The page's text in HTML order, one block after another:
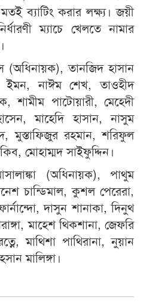
ব্যাটিং করার লক্ষ্য। জয়ী
ম্যাচে খেলতে নামার
(অধিনায়ক), তানজিদ হাসান
ইমন, নাঈম শেখ, তাওহীদ
পাটোয়ারী, মেহেদী
মাহেদি হাসান, নাসুম
রহমান, শরিফুল
মোহাম্মদ সাইফুদ্দিন।
(অধিনায়ক), পাথুম
চান্ডিমাল, কুশল পেরেরা,
দাসুন শানাকা, দিনুথ
মাহেশ থিকশানা, জেফরি
মাথিশা পাথিরানা, নুয়ান
মালিঙ্গা।